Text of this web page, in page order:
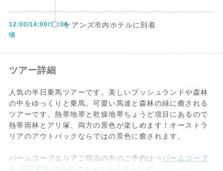
12:00/14:00/16:00
頃
ケアンズ市内ホテルに到着
ツアー詳細
人気の半日乗馬ツアーです。美しいブッシュランドや森林
の中をゆっくりと乗馬。可愛い馬達と森林の緑に癒される
ツアーです。熱帯地帯と乾燥地帯ちょうど境目にあるので
熱帯雨林とアリ塚、両方の景色が楽しめます！オーストラ
リアのアウトバックならではの景色に癒されます。
パームコーブエリアご宿泊の方のご予約は⇒パームコーブ
発 半日乗馬-大自然でホースライディング